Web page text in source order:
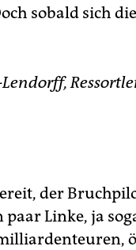
sobald sich
der
paar Linke, ja